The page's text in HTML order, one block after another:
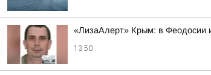
«ЛизаАлерт» Крым: в Феодосии
13:50